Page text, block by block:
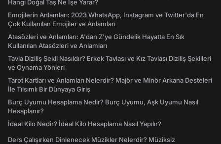
Hangi Doğal Taş Ne İşe Yarar?
Emojilerin Anlamları: 2023 WhatsApp, Instagram ve Twitter'da En
Çok Kullanılan Emojiler ve Anlamları
Atasözleri ve Anlamları: A'dan Z'ye Gündelik Hayatta En Sık
Kullanılan Atasözleri ve Anlamları
Tavla Diziliş Şekli Nasıldır? Erkek Tavlası ve Kız Tavlası Diziliş Şekilleri
ve Oynama Yönleri
Tarot Kartları ve Anlamları Nelerdir? Majör ve Minör Arkana Desteleri
İle Tılsımlı Bir Dünyaya Giriş
Burç Uyumu Hesaplama Nedir? Burç Uyumu, Aşk Uyumu Nasıl
Hesaplanır?
İdeal Kilo Nedir? İdeal Kilo Hesaplama Nasıl Yapılır?
Ders Çalışırken Dinlenecek Müzikler Nelerdir? Müziksiz